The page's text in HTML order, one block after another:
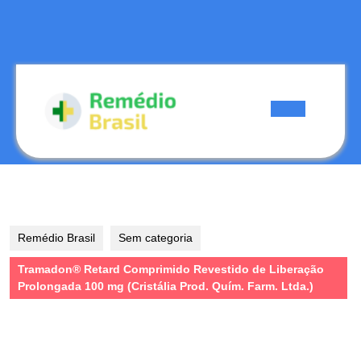
Remédio Brasil Sem categoria
Tramadon® Retard Comprimido Revestido de Liberação
Prolongada 100 mg (Cristália Prod. Quím. Farm. Ltda.)